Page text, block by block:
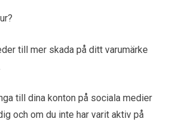
till mer skada på ditt varumärke
till dina konton på sociala medier
och om du inte har varit aktiv på